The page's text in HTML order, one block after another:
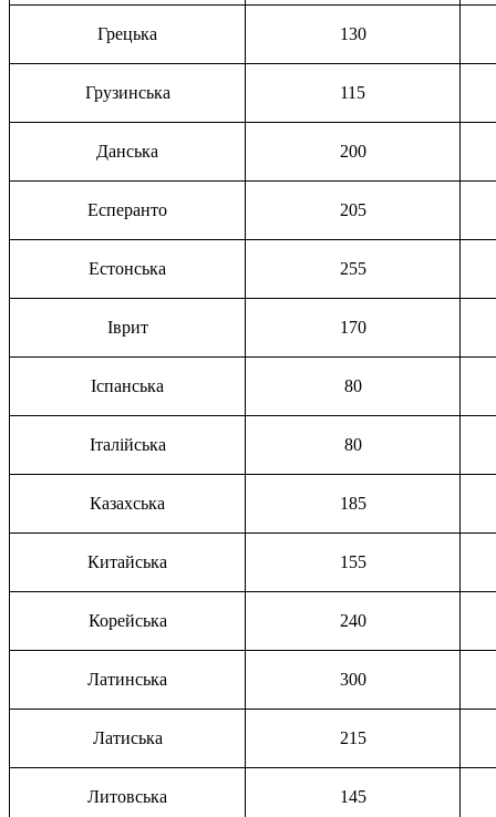
Грецька 130
Грузинська 115
Данська 200
Есперанто 205
Естонська 255
Іврит 170
Іспанська 80
Італійська 80
Казахська 185
Китайська 155
Корейська 240
Латинська 300
Латиська 215
Литовська 145